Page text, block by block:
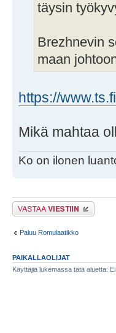
täysin
Brezhnevin
maan
https://
Mikä mahtaa
Ko on ilonen
Lähetä vastaus
Paluu Romulaatikko
PAIKALLAOLIJAT
Käyttäjiä lukemassa tätä aluetta: